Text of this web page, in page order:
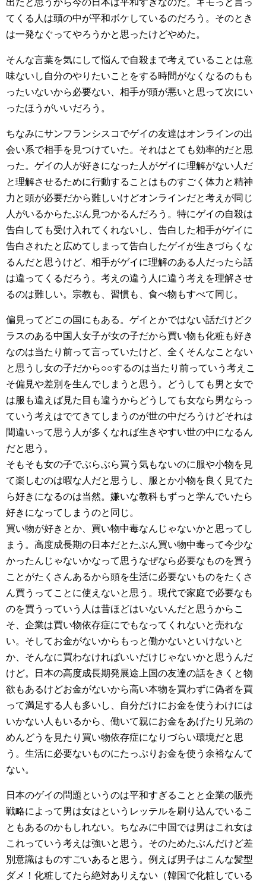
出たと思うから今の日本は平和すぎなのだ。キモっと言っ
てくる人は頭の中が平和ボケしているのだろう。そのとき
は一発なぐってやろうかと思ったけどやめた。
そんな言葉を気にして悩んで自殺まで考えていることは意
味ないし自分のやりたいことをする時間がなくなるのもも
ったいないから必要ない、相手が頭が悪いと思って次にい
ったほうがいいだろう。
ちなみにサンフランシスコでゲイの友達はオンラインの出
会い系で相手を見つけていた。それはとても効率的だと思
った。ゲイの人が好きになった人がゲイに理解がない人だ
と理解させるために行動することはものすごく体力と精神
力と頭が必要だから難しいけどオンラインだと考えが同じ
人がいるからたぶん見つかるんだろう。特にゲイの自殺は
告白しても受け入れてくれないし、告白した相手がゲイに
告白されたと広めてしまって告白したゲイが生きづらくな
るんだと思うけど、相手がゲイに理解のある人だったら話
は違ってくるだろう。考えの違う人に違う考えを理解させ
るのは難しい。宗教も、習慣も、食べ物もすべて同じ。
偏見ってどこの国にもある。ゲイとかではない話だけどク
ラスのある中国人女子が女の子だから買い物も化粧も好き
なのは当たり前って言っていたけど、全くそんなことない
と思うし女の子だから○○するのは当たり前っていう考えこ
そ偏見や差別を生んでしまうと思う。どうしても男と女で
は服も違えば見た目も違うからどうしても女なら男ならっ
ていう考えはでてきてしまうのが世の中だろうけどそれは
間違いって思う人が多くなれば生きやすい世の中になるん
だと思う。
そもそも女の子でぶらぶら買う気もないのに服や小物を見
て楽しむのは暇な人だと思うし、服とか小物を良く見てた
ら好きになるのは当然。嫌いな教科もずっと学んでいたら
好きになってしまうのと同じ。
買い物が好きとか、買い物中毒なんじゃないかと思ってし
まう。高度成長期の日本だとたぶん買い物中毒って今少な
かったんじゃないかなって思うなぜなら必要なものを買う
ことがたくさんあるから頭を生活に必要ないものをたくさ
ん買うってことに使えないと思う。現代で家庭で必要なも
のを買うっていう人は昔ほどはいないんだと思うからこ
そ、企業は買い物依存症にでもなってくれないと売れな
い。そしてお金がないからもっと働かないといけないと
か、そんなに買わなければいいだけじゃないかと思うんだ
けど。日本の高度成長期発展途上国の友達の話をきくと物
欲もあるけどお金がないから高い本物を買わずに偽者を買
って満足する人も多いし、自分だけにお金を使うわけには
いかない人もいるから、働いて親にお金をあげたり兄弟の
めんどうを見たり買い物依存症になりづらい環境だと思
う。生活に必要ないものにたっぷりお金を使う余裕なんて
ない。
日本のゲイの問題というのは平和すぎることと企業の販売
戦略によって男は女はというレッテルを刷り込んでいるこ
ともあるのかもしれない。ちなみに中国では男はこれ女は
これっていう考えは強いと思う。そのためたぶんだけど差
別意識はものすごいあると思う。例えば男子はこんな髪型
ダメ！化粧してたら絶対ありえない（韓国で化粧している